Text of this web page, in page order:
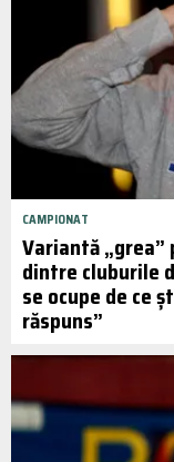
CAMPIONAT
Variantă „grea”
dintre cluburile
se ocupe de ce
răspuns”